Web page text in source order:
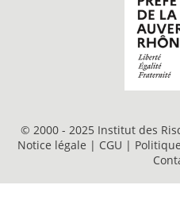
© 2000 - 2025 Institut des
Notice légale | CGU |